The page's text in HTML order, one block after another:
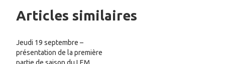
Articles similaires
Jeudi 19 septembre –
présentation de la première